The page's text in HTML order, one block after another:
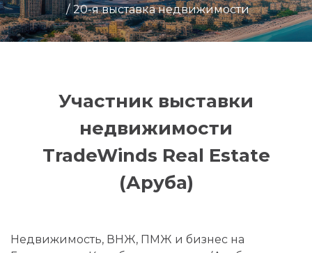
20-я выставка недвижимости
Участник выставки
недвижимости
TradeWinds Real Estate
(Аруба)
Недвижимость, ВНЖ, ПМЖ и бизнес на